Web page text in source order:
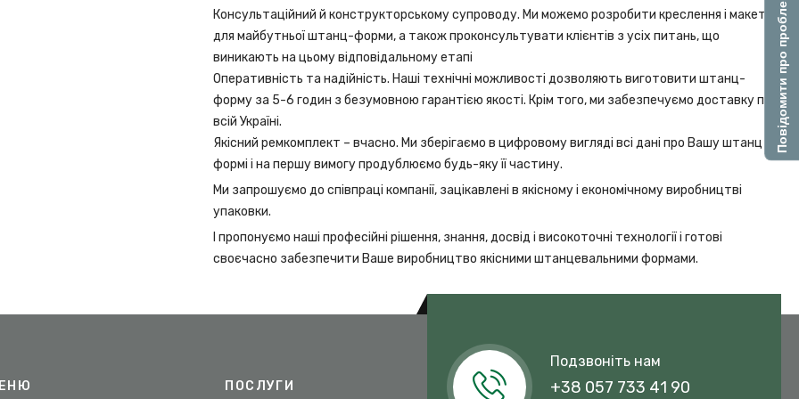
Повідомити про проблему
Консультаційний й конструкторському супроводу. Ми можемо розробити креслення і макет
для майбутньої штанц-форми, а також проконсультувати клієнтів з усіх питань, що
виникають на цьому відповідальному етапі
Оперативність та надійність. Наші технічні можливості дозволяють виготовити штанц-
форму за 5-6 годин з безумовною гарантією якості. Крім того, ми забезпечуємо доставку по
всій Україні.
Якісний ремкомплект – вчасно. Ми зберігаємо в цифровому вигляді всі дані про Вашу штанц –
формі і на першу вимогу продублюємо будь-яку її частину.
Ми запрошуємо до співпраці компанії, зацікавлені в якісному і економічному виробництві
упаковки.
І пропонуємо наші професійні рішення, знання, досвід і високоточні технології і готові
своєчасно забезпечити Ваше виробництво якісними штанцевальними формами.
ПОСЛУГИ
Подзвоніть нам
+38 057 733 41 90